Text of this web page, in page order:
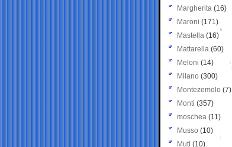
Margherita (16)
Maroni (171)
Mastella (16)
Mattarella (60)
Meloni (14)
Milano (300)
Montezemolo (7)
Monti (357)
moschea (11)
Musso (10)
Muti (10)